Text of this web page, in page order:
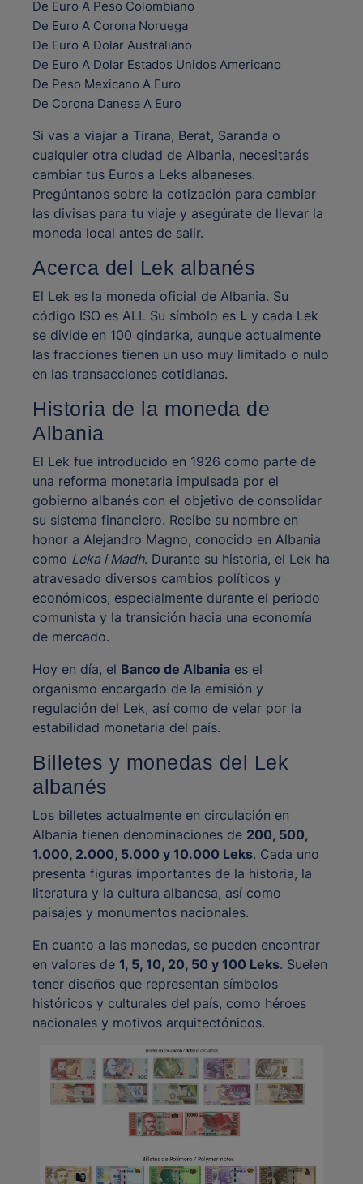
De Euro A Peso Colombiano
De Euro A Corona Noruega
De Euro A Dolar Australiano
De Euro A Dolar Estados Unidos Americano
De Peso Mexicano A Euro
De Corona Danesa A Euro
Si vas a viajar a Tirana, Berat, Saranda o
cualquier otra ciudad de Albania, necesitarás
cambiar tus Euros a Leks albaneses.
Pregúntanos sobre la cotización para cambiar
las divisas para tu viaje y asegúrate de llevar la
moneda local antes de salir.
Acerca del Lek albanés
El Lek es la moneda oficial de Albania. Su
código ISO es ALL Su símbolo es L y cada Lek
se divide en 100 qindarka, aunque actualmente
las fracciones tienen un uso muy limitado o nulo
en las transacciones cotidianas.
Historia de la moneda de
Albania
El Lek fue introducido en 1926 como parte de
una reforma monetaria impulsada por el
gobierno albanés con el objetivo de consolidar
su sistema financiero. Recibe su nombre en
honor a Alejandro Magno, conocido en Albania
como Leka i Madh. Durante su historia, el Lek ha
atravesado diversos cambios políticos y
económicos, especialmente durante el periodo
comunista y la transición hacia una economía
de mercado.
Hoy en día, el Banco de Albania es el
organismo encargado de la emisión y
regulación del Lek, así como de velar por la
estabilidad monetaria del país.
Billetes y monedas del Lek
albanés
Los billetes actualmente en circulación en
Albania tienen denominaciones de 200, 500,
1.000, 2.000, 5.000 y 10.000 Leks. Cada uno
presenta figuras importantes de la historia, la
literatura y la cultura albanesa, así como
paisajes y monumentos nacionales.
En cuanto a las monedas, se pueden encontrar
en valores de 1, 5, 10, 20, 50 y 100 Leks. Suelen
tener diseños que representan símbolos
históricos y culturales del país, como héroes
nacionales y motivos arquitectónicos.